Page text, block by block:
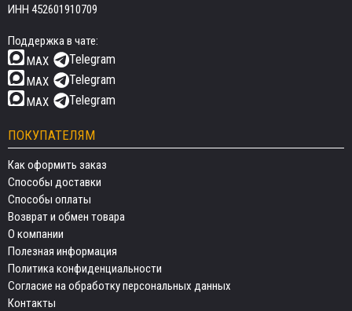
ИНН 452601910709
Поддержка в чате:
MAX
Telegram
MAX Telegram
MAX Telegram
ПОКУПАТЕЛЯМ
Как оформить заказ
Способы доставки
Способы оплаты
Возврат и обмен товара
О компании
Полезная информация
Политика конфиденциальности
Согласие на обработку персональных данных
Контакты